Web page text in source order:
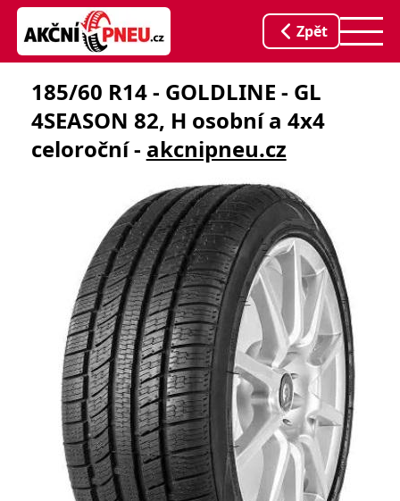
Zpět
185/60 R14 - GOLDLINE - GL
4SEASON 82, H osobní a 4x4
celoroční - akcnipneu.cz